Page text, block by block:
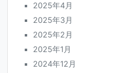
2025年4月
2025年3月
2025年2月
2025年1月
2024年12月